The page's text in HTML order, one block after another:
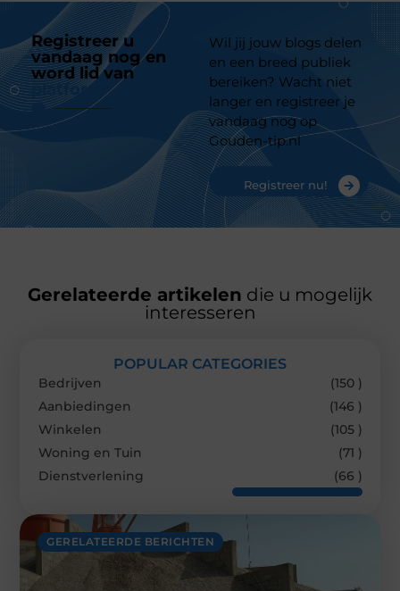
Registreer u
vandaag nog en
word lid van
platform
Wil jij jouw blogs delen
en een breed publiek
bereiken? Wacht niet
langer en registreer je
vandaag nog op
Gouden-tip.nl
Registreer nu!
Gerelateerde artikelen die u mogelijk
interesseren
GERELATEERDE BERICHTEN
POPULAR CATEGORIES
Bedrijven
(150 )
Aanbiedingen
(146 )
Winkelen
(105 )
Woning en Tuin
(71 )
Dienstverlening
(66 )